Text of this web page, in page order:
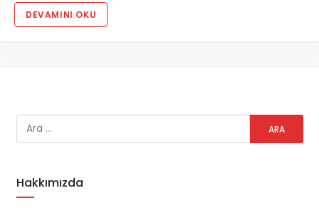
DEVAMINI OKU
Hakkımızda